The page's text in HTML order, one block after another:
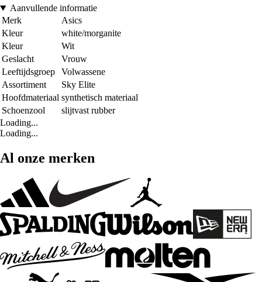
Aanvullende informatie
Merk
Asics
Kleur
white/morganite
Kleur
Wit
Geslacht
Vrouw
Leeftijdsgroep
Volwassene
Assortiment
Sky Elite
Hoofdmateriaal synthetisch materiaal
Schoenzool
slijtvast rubber
Loading...
Loading...
Al onze merken